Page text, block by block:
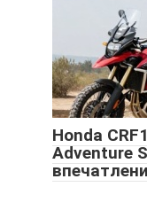
Honda
Adventure